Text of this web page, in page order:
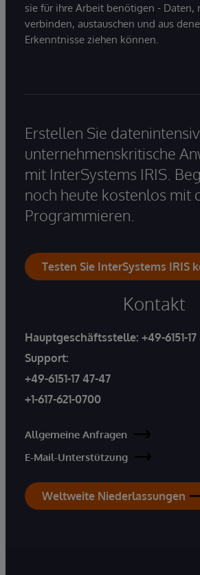
sie für ihre Arbeit benötigen - Daten,
verbinden, austauschen und aus
Erkenntnisse ziehen können.
Erstellen Sie
unternehmenskritische
mit InterSystems IRIS.
noch heute kostenlos mit
Programmieren.
Testen Sie InterSystems IRIS
Kontakt
Hauptgeschäftsstelle: +49-6151-
Support:
+49-6151-17 47-47
+1-617-621-0700
Allgemeine Anfragen
E-Mail-Unterstützung
Weltweite Niederlassungen